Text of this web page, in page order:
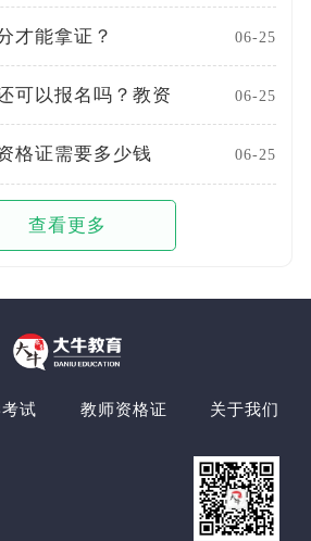
才能拿证？ 06-25
可以报名吗？教资 06-25
格证需要多少钱 06-25
查看更多
试 教师资格证 关于我们